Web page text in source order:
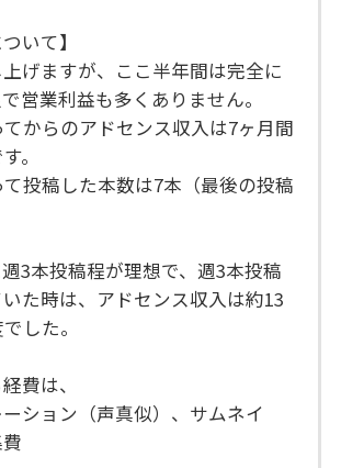
いて】
げますが、ここ半年間は完全に
営業利益も多くありません。
からのアドセンス収入は7ヶ月間
。
投稿した本数は7本（最後の投稿
3本投稿程が理想で、週3本投稿
た時は、アドセンス収入は約13
した。
費は、
ーション（声真似）、サムネイ